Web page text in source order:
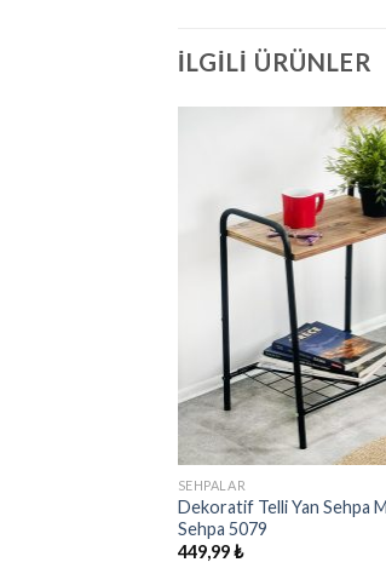
İLGILI ÜRÜNLER
SEHPALAR
Dekoratif Telli Yan Sehpa
Sehpa 5079
449,99₺